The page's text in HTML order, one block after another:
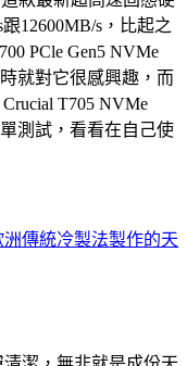
12600MB/s，比起之
PCle Gen5 NVMe
就對它很感興趣，而
T705 NVMe
測試，看看在自己使
洲傳統冷製法製作的天